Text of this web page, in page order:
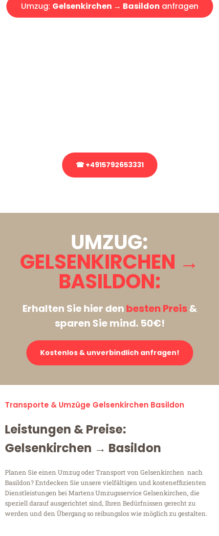
Umzug: Gelsenkirchen → Basildon anfragen
☎ +4915792653331
UMZUG:
GELSENKIRCHEN →
BASILDON:
Erhalten Sie hier den besten Preis&
sparen Sie mind. 50€!
Kostenlos & unverbindlich anfragen!
Transporte & Umzüge Gelsenkirchen Basildon
Leistungen & Preise:
Gelsenkirchen → Basildon
Planen Sie einen Umzug oder Transport von Gelsenkirchen nach
Basildon? Entdecken Sie unsere vielfältigen und kosteneffizienten
Dienstleistungen bei Martens Umzugsservice Gelsenkirchen, die
speziell darauf ausgerichtet sind, Ihren Bedürfnissen gerecht zu
werden und den Übergang so reibungslos wie möglich zu gestalten.